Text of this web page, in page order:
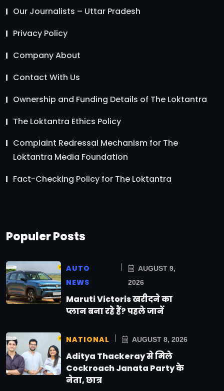
Our Journalists – Uttar Pradesh
Privacy Policy
Company About
Contact With Us
Ownership and Funding Details of The Loktantra
The Loktantra Ethics Policy
Complaint Redressal Mechanism for The
Loktantra Media Foundation
Fact-Checking Policy for The Loktantra
Populer Posts
AUTO
NEWS
AUGUST 9,
2026
Maruti Victoris खरीदने का
प्लान बना रहे हैं? पहले जानें
NATIONAL AUGUST 8, 2026
Aditya Thackeray से मिले
Cockroach Janata Party के
नेता, छात्र